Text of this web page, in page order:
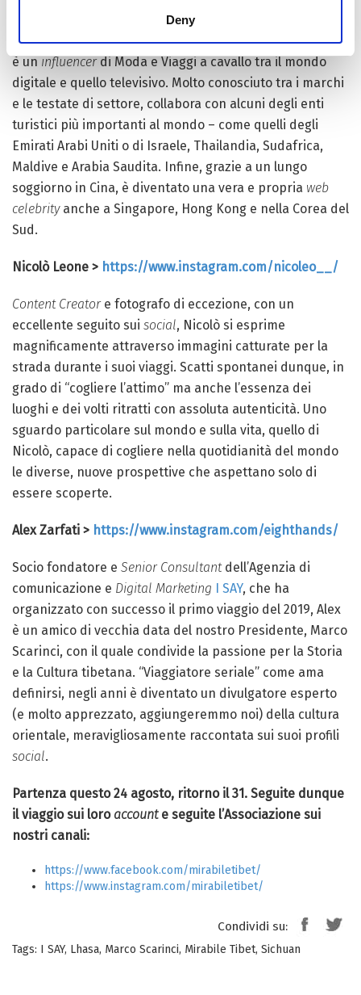
Deny
https://www.instagram.com/robertoderosa/
Quasi sempre in viaggio tra quattro continenti, Roberto
è un influencerdi Moda e Viaggi a cavallo tra il mondo
digitale e quello televisivo. Molto conosciuto tra i marchi
e le testate di settore, collabora con alcuni degli enti
turistici più importanti al mondo – come quelli degli
Emirati Arabi Uniti o di Israele, Thailandia, Sudafrica,
Maldive e Arabia Saudita. Infine, grazie a un lungo
soggiorno in Cina, è diventato una vera e propria web
celebrityanche a Singapore, Hong Kong e nella Corea del
Sud.
Nicolò Leone > https://www.instagram.com/nicoleo__/
Content Creatore fotografo di eccezione, con un
eccellente seguito sui social, Nicolò si esprime
magnificamente attraverso immagini catturate per la
strada durante i suoi viaggi. Scatti spontanei dunque, in
grado di “cogliere l’attimo” ma anche l’essenza dei
luoghi e dei volti ritratti con assoluta autenticità. Uno
sguardo particolare sul mondo e sulla vita, quello di
Nicolò, capace di cogliere nella quotidianità del mondo
le diverse, nuove prospettive che aspettano solo di
essere scoperte.
Alex Zarfati > https://www.instagram.com/eighthands/
Socio fondatore e Senior Consultantdell’Agenzia di
comunicazione e Digital Marketing I SAY, che ha
organizzato con successo il primo viaggio del 2019, Alex
è un amico di vecchia data del nostro Presidente, Marco
Scarinci, con il quale condivide la passione per la Storia
e la Cultura tibetana. “Viaggiatore seriale” come ama
definirsi, negli anni è diventato un divulgatore esperto
(e molto apprezzato, aggiungeremmo noi) della cultura
orientale, meravigliosamente raccontata sui suoi profili
social.
Partenza questo 24 agosto, ritorno il 31. Seguite dunque
il viaggio sui loro account e seguite l’Associazione sui
nostri canali:
https://www.facebook.com/mirabiletibet/
https://www.instagram.com/mirabiletibet/
Condividi su:
Tags: I SAY, Lhasa, Marco Scarinci, Mirabile Tibet, Sichuan